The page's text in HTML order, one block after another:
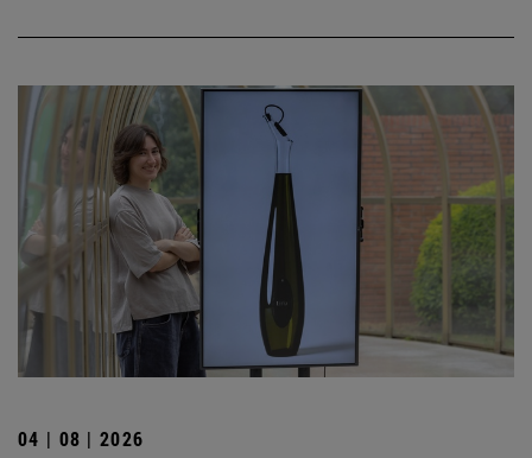
04 | 08 | 2026